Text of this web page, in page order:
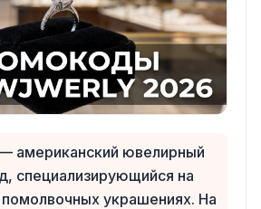
американский ювелирный
специализирующийся на
украшениях. На